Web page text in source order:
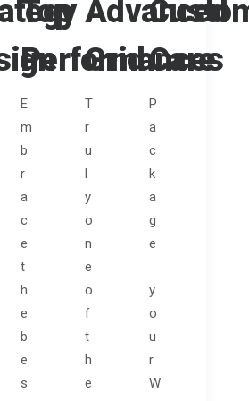
Top
Performances
E
m
b
r
a
c
e
t
h
e
b
e
s
Advanced
Grid
T
r
u
l
y
o
n
e
o
f
t
h
e
Care
P
a
c
k
a
g
e
y
o
u
r
W